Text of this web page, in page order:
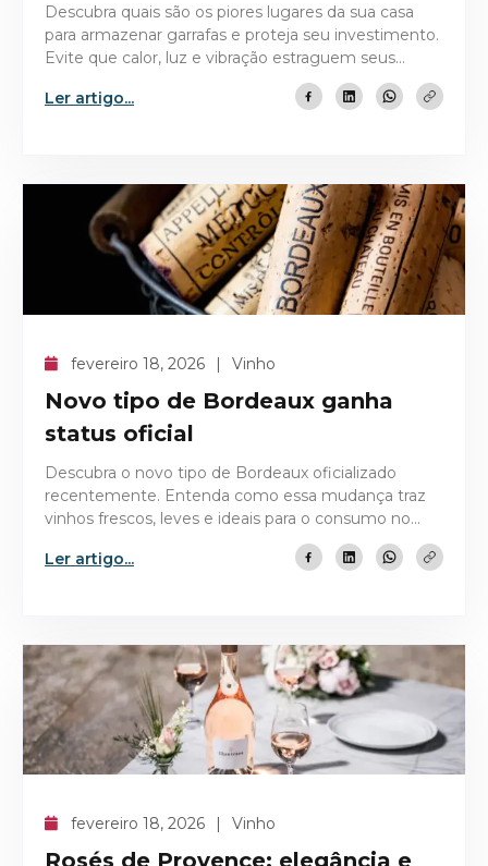
Descubra quais são os piores lugares da sua casa
para armazenar garrafas e proteja seu investimento.
Evite que calor, luz e vibração estraguem seus
Ler artigo...
fevereiro 18, 2026 Vinho
Novo tipo de Bordeaux ganha
status oficial
Descubra o novo tipo de Bordeaux oficializado
recentemente. Entenda como essa mudança traz
vinhos frescos, leves e ideais para o consumo no
Ler artigo...
fevereiro 18, 2026 Vinho
Rosés de Provence: elegância e